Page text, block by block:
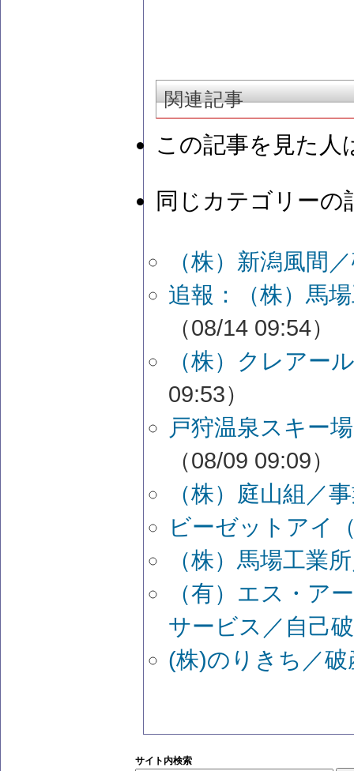
関連記事
この記事を見た人
同じカテゴリーの
（株）新潟風間
追報：（株）馬
（08/14 09:54）
（株）クレアー
09:53）
戸狩温泉スキー
（08/09 09:09）
（株）庭山組／
ビーゼットアイ
（株）馬場工業
（有）エス・ア
サービス／自己
(株)のりきち／破
サイト内検索